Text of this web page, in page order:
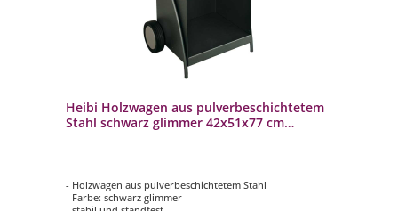
Heibi Holzwagen aus pulverbeschichtetem
Stahl schwarz glimmer 42x51x77 cm
- Holzwagen aus pulverbeschichtetem Stahl
- Farbe: schwarz glimmer